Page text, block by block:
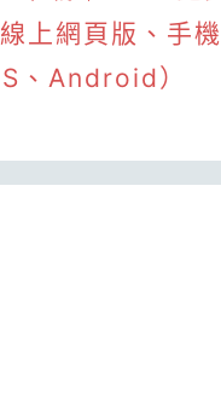
上網頁版、手機
、Android）